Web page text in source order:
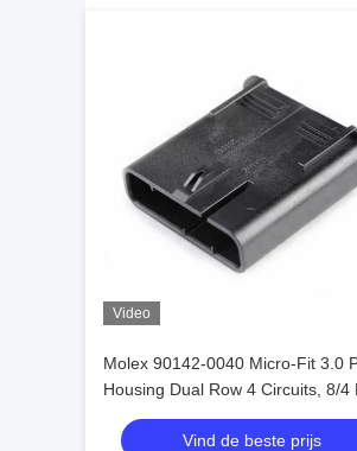
Video
Molex 90142-0040 Micro-Fit 3.0
Housing Dual Row 4 Circuits, 8/4
mm In voorraad 90142-0040
Vind de beste prijs